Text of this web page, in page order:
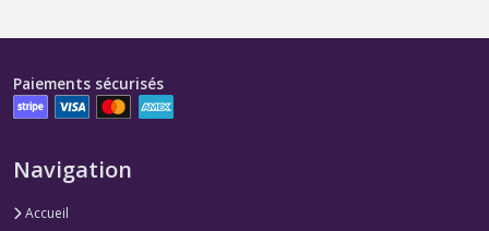
Paiements sécurisés
Navigation
Accueil